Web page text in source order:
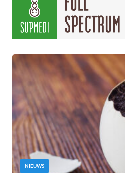
NIEUWS